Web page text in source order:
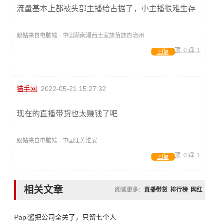
流量基本上都被头部主播给占据了，小主播很难生存
跟帖来自电脑端 · 中国湖南湘西土家族苗族自治州
顶: 0 踩: 1
回复
猫手网 2022-05-21 15:27:32
现在的直播带货也太赚钱了吧
跟帖来自电脑端 · 中国江苏淮安
顶: 0 踩: 1
回复
相关文章 阅读更多： 直播带货 排行榜 网红
Papi酱把公司全关了，只留七个人